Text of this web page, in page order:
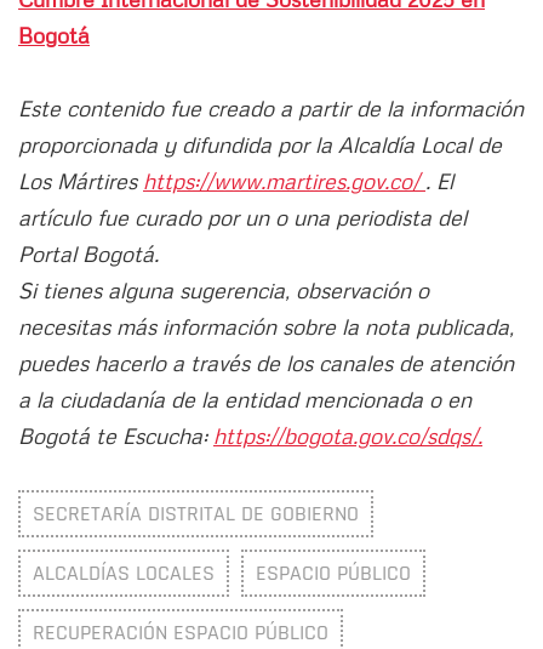
Bogotá
Este contenido fue creado a partir de la información
proporcionada y difundida por la Alcaldía Local de
Los Mártires https://www.martires.gov.co/. El
artículo fue curado por un o una periodista del
Portal Bogotá.
Si tienes alguna sugerencia, observación o
necesitas más información sobre la nota publicada,
puedes hacerlo a través de los canales de atención
a la ciudadanía de la entidad mencionada o en
Bogotá te Escucha: https://bogota.gov.co/sdqs/.
SECRETARÍA DISTRITAL DE GOBIERNO
ALCALDÍAS LOCALES ESPACIO PÚBLICO
RECUPERACIÓN ESPACIO PÚBLICO